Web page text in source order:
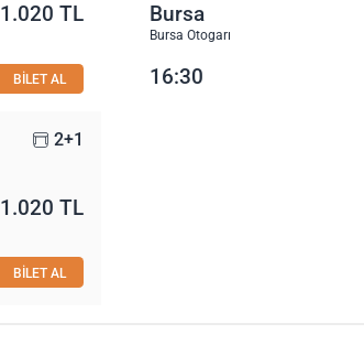
1.020 TL
BİLET AL
Bursa
Bursa Otogarı
16:30
2+1
1.020 TL
BİLET AL